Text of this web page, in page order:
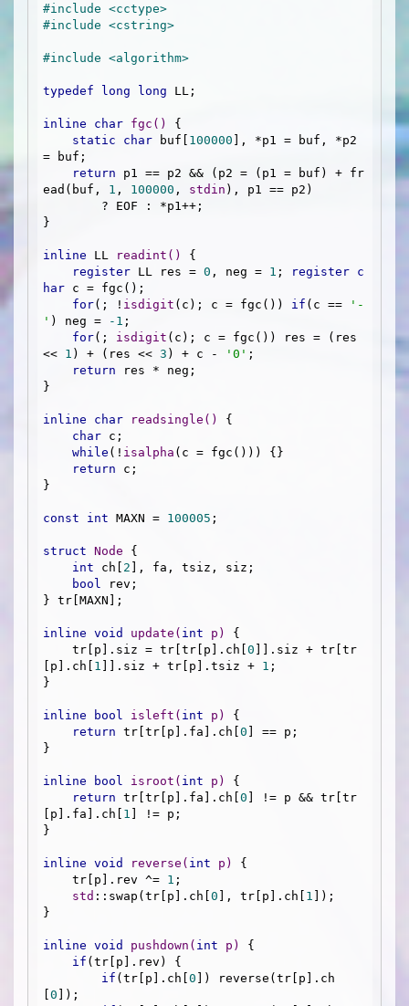
#include <cctype>
#include <cstring>
#include <algorithm>
typedef long long LL;
inline char fgc ()
{
static
char buf[ 100000 ], *p1 = buf, *p2
= buf;
return p1 == p2 && (p2 = (p1 = buf) + fr
ead(buf, 1 , 100000 , stdin ), p1 == p2)
}
inline LL readint ()
{
register LL res = 0 , neg = 1 ; register c
har c = fgc();
for(; ! isdigit (c); c = fgc()) if (c ==
'-
' ) neg = -1 ;
for(; isdigit (c); c = fgc()) res = (res
<< 1 ) + (res << 3 ) + c - '0' ;
return res * neg;
}
inline char readsingle ()
{
char c;
while (! isalpha (c = fgc())) {}
return c;
}
const int MAXN = 100005 ;
struct Node {
int ch[ 2 ], fa, tsiz, siz;
bool
rev;
} tr[MAXN];
inline void update ( int p)
{
    tr[p].siz = tr[tr[p].ch[
0 ]].siz + tr[tr
[p].ch[ 1 ]].siz + tr[p].tsiz + 1 ;
}
inline bool isleft ( int p)
{
return tr[tr[p].fa].ch[0 ] == p;
}
inline bool isroot ( int p)
{
return tr[tr[p].fa].ch[0 ] != p && tr[tr
[p].fa].ch[ 1 ] != p;
}
inline void reverse ( int p)
{
    tr[p].rev ^=
1 ;
std ::swap(tr[p].ch[0 ], tr[p].ch[ 1 ]);
}
inline void pushdown ( int p)
{
if (tr[p].rev) {
if (tr[p].ch[0 ]) reverse(tr[p].ch
[0 ]);